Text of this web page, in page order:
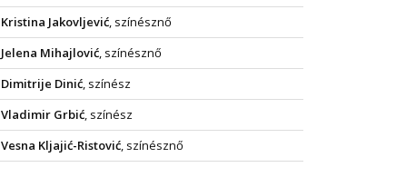
Kristina Jakovljević, színésznő
Jelena Mihajlović, színésznő
Dimitrije Dinić, színész
Vladimir Grbić, színész
Vesna Kljajić-Ristović, színésznő